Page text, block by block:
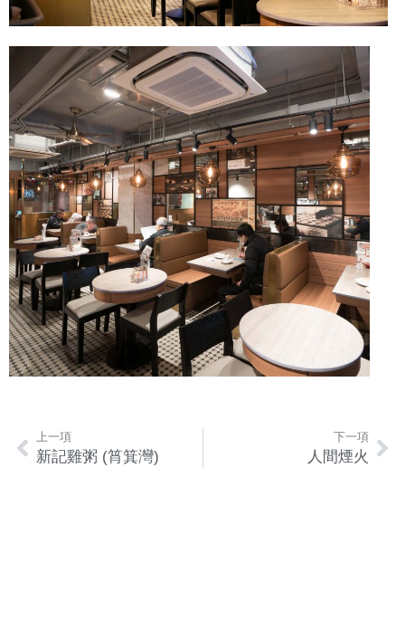
上一項
新記雞粥 (筲箕灣)
下一項
人間煙火